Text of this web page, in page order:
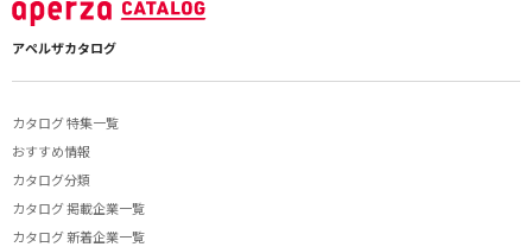
アペルザカタログ
カタログ 特集一覧
おすすめ情報
カタログ分類
カタログ 掲載企業一覧
カタログ 新着企業一覧